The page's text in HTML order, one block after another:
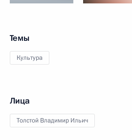
Темы
Культура
Лица
Толстой Владимир Ильич